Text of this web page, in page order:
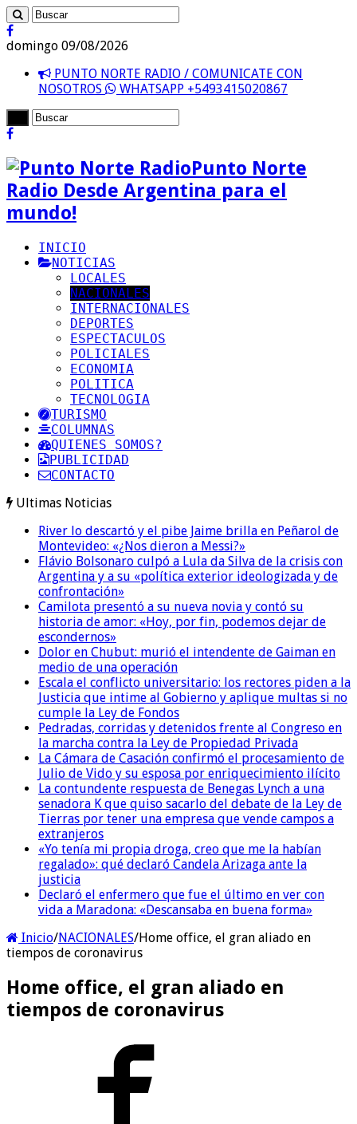
domingo 09/08/2026
PUNTO NORTE RADIO / COMUNICATE CON
NOSOTROS
WHATSAPP +5493415020867
Punto Norte
Radio Desde Argentina para el
mundo!
INICIO
NOTICIAS
LOCALES
NACIONALES
INTERNACIONALES
DEPORTES
ESPECTACULOS
POLICIALES
ECONOMIA
POLITICA
TECNOLOGIA
TURISMO
COLUMNAS
QUIENES SOMOS?
PUBLICIDAD
CONTACTO
Ultimas Noticias
River lo descartó y el pibe Jaime brilla en Peñarol de
Montevideo: «¿Nos dieron a Messi?»
Flávio Bolsonaro culpó a Lula da Silva de la crisis con
Argentina y a su «política exterior ideologizada y de
confrontación»
Camilota presentó a su nueva novia y contó su
historia de amor: «Hoy, por fin, podemos dejar de
escondernos»
Dolor en Chubut: murió el intendente de Gaiman en
medio de una operación
Escala el conflicto universitario: los rectores piden a la
Justicia que intime al Gobierno y aplique multas si no
cumple la Ley de Fondos
Pedradas, corridas y detenidos frente al Congreso en
la marcha contra la Ley de Propiedad Privada
La Cámara de Casación confirmó el procesamiento de
Julio de Vido y su esposa por enriquecimiento ilícito
La contundente respuesta de Benegas Lynch a una
senadora K que quiso sacarlo del debate de la Ley de
Tierras por tener una empresa que vende campos a
extranjeros
«Yo tenía mi propia droga, creo que me la habían
regalado»: qué declaró Candela Arizaga ante la
justicia
Declaró el enfermero que fue el último en ver con
vida a Maradona: «Descansaba en buena forma»
Inicio/NACIONALES/Home office, el gran aliado en
tiempos de coronavirus
Home office, el gran aliado en
tiempos de coronavirus